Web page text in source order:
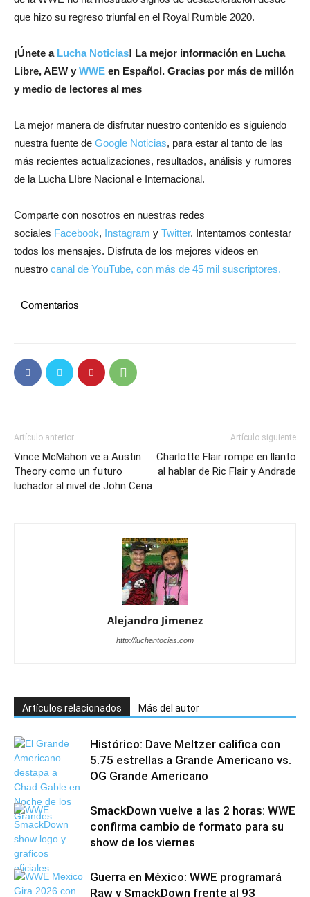
que hizo su regreso triunfal en el Royal Rumble 2020.
¡Únete a Lucha Noticias! La mejor información en Lucha
Libre, AEW y WWE en Español. Gracias por más de millón
y medio de lectores al mes
La mejor manera de disfrutar nuestro contenido es siguiendo
nuestra fuente de Google Noticias, para estar al tanto de las
más recientes actualizaciones, resultados, análisis y rumores
de la Lucha LIbre Nacional e Internacional.
Comparte con nosotros en nuestras redes
sociales Facebook, Instagram y Twitter. Intentamos contestar
todos los mensajes. Disfruta de los mejores videos en
nuestro canal de YouTube, con más de 45 mil suscriptores.
Comentarios
Artículo anterior
Vince McMahon ve a Austin
Theory como un futuro
luchador al nivel de John Cena
Artículo siguiente
Charlotte Flair rompe en llanto
al hablar de Ric Flair y Andrade
Alejandro Jimenez
http://luchantocias.com
Artículos relacionados Más del autor
Histórico: Dave Meltzer califica con
5.75 estrellas a Grande Americano vs.
OG Grande Americano
SmackDown vuelve a las 2 horas: WWE
confirma cambio de formato para su
show de los viernes
Guerra en México: WWE programará
Raw y SmackDown frente al 93